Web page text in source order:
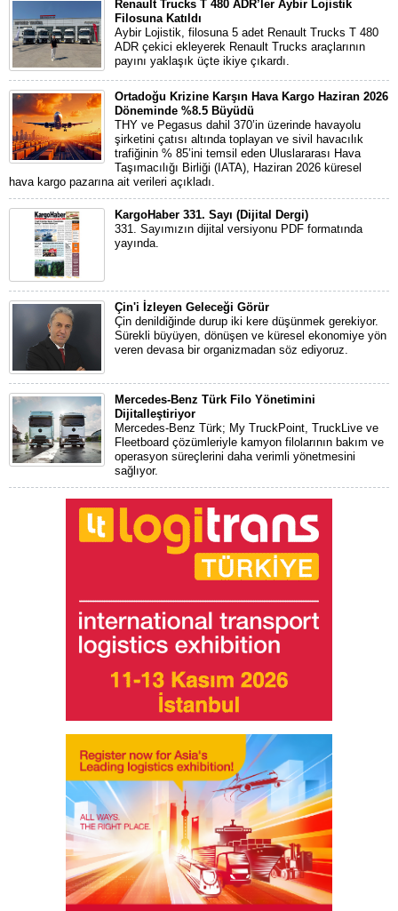
Renault Trucks T 480 ADR’ler Aybir Lojistik
Filosuna Katıldı
Aybir Lojistik, filosuna 5 adet Renault Trucks T 480
ADR çekici ekleyerek Renault Trucks araçlarının
payını yaklaşık üçte ikiye çıkardı.
Ortadoğu Krizine Karşın Hava Kargo Haziran 2026
Döneminde %8.5 Büyüdü
THY ve Pegasus dahil 370’in üzerinde havayolu
şirketini çatısı altında toplayan ve sivil havacılık
trafiğinin % 85’ini temsil eden Uluslararası Hava
Taşımacılığı Birliği (IATA), Haziran 2026 küresel
hava kargo pazarına ait verileri açıkladı.
KargoHaber 331. Sayı (Dijital Dergi)
331. Sayımızın dijital versiyonu PDF formatında
yayında.
Çin'i İzleyen Geleceği Görür
Çin denildiğinde durup iki kere düşünmek gerekiyor.
Sürekli büyüyen, dönüşen ve küresel ekonomiye yön
veren devasa bir organizmadan söz ediyoruz.
Mercedes-Benz Türk Filo Yönetimini
Dijitalleştiriyor
Mercedes-Benz Türk; My TruckPoint, TruckLive ve
Fleetboard çözümleriyle kamyon filolarının bakım ve
operasyon süreçlerini daha verimli yönetmesini
sağlıyor.